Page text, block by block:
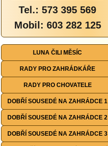
Tel.: 573 395 569
Mobil: 603 282 125
LUNA ČILI MĚSÍC
RADY PRO ZAHRÁDKÁŘE
RADY PRO CHOVATELE
DOBŘÍ SOUSEDÉ NA ZAHRÁDCE 1
DOBŘÍ SOUSEDÉ NA ZAHRÁDCE 2
DOBŘÍ SOUSEDÉ NA ZAHRÁDCE 3